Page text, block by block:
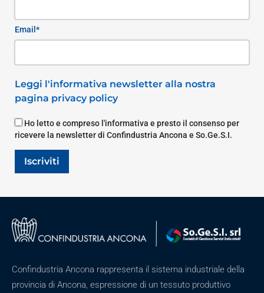
Email*
Leggi l'informativa newsletter alla nostra
pagina privacy policy
Ho letto e compreso l'informativa e presto il consenso per
ricevere la newsletter di Confindustria Ancona e So.Ge.S.I.
Iscriviti
Confindustria Ancona rappresenta il sistema industriale della
provincia di Ancona, espressione di un tessuto produttivo